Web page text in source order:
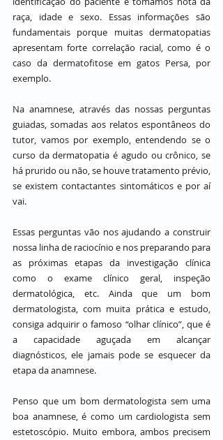
raça, idade e sexo. Essas informações são
fundamentais porque muitas dermatopatias
apresentam forte correlação racial, como é o
caso da dermatofitose em gatos Persa, por
exemplo.
Na anamnese, através das nossas perguntas
guiadas, somadas aos relatos espontâneos do
tutor, vamos por exemplo, entendendo se o
curso da dermatopatia é agudo ou crônico, se
há prurido ou não, se houve tratamento prévio,
se existem contactantes sintomáticos e por aí
vai.
Essas perguntas vão nos ajudando a construir
nossa linha de raciocínio e nos preparando para
as próximas etapas da investigação clínica
como o exame clínico geral, inspeção
dermatológica, etc. Ainda que um bom
dermatologista, com muita prática e estudo,
consiga adquirir o famoso “olhar clínico”, que é
a capacidade aguçada em alcançar
diagnósticos, ele jamais pode se esquecer da
etapa da anamnese.
Penso que um bom dermatologista sem uma
boa anamnese, é como um cardiologista sem
estetoscópio. Muito embora, ambos precisem